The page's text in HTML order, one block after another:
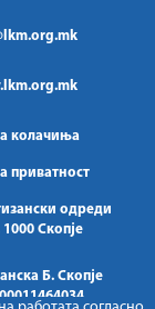
колачиња
приватност
одреди
Скопје
Б. Скопје